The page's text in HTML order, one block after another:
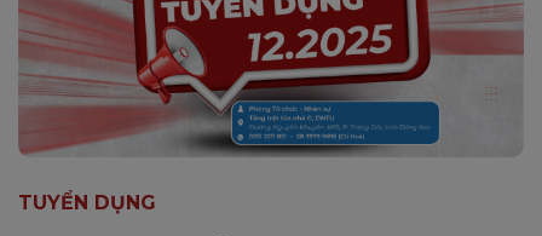
TUYỂN DỤNG